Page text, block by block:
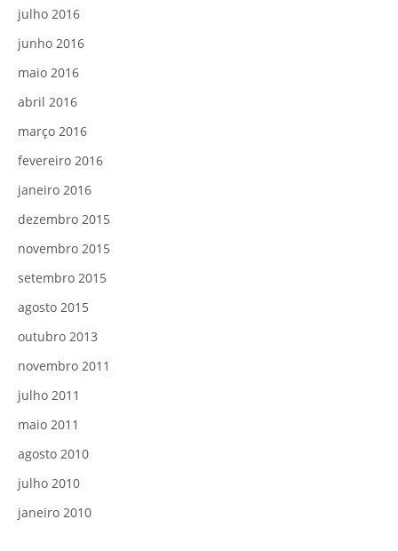
julho 2016
junho 2016
maio 2016
abril 2016
março 2016
fevereiro 2016
janeiro 2016
dezembro 2015
novembro 2015
setembro 2015
agosto 2015
outubro 2013
novembro 2011
julho 2011
maio 2011
agosto 2010
julho 2010
janeiro 2010